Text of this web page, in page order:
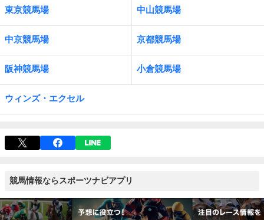
東京競馬場 中山競馬場
中京競馬場 京都競馬場
阪神競馬場 小倉競馬場
ウィンズ・エクセル
競馬情報ならスポーツナビアプリ